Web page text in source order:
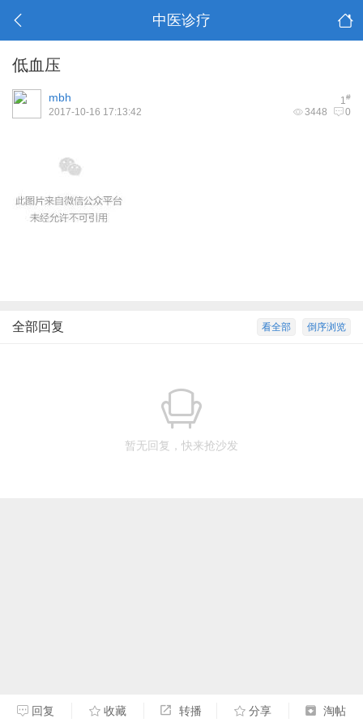
中医诊疗
低血压
1#
mbh
3448 0
2017-10-16 17:13:42
倒序浏览
看全部
全部回复
暂无回复，快来抢沙发
回复 收藏 转播 分享 淘帖